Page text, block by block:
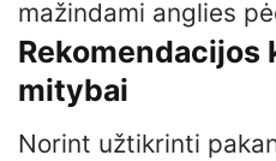
mažindami anglies
Rekomendacijos
mitybai
Norint užtikrinti